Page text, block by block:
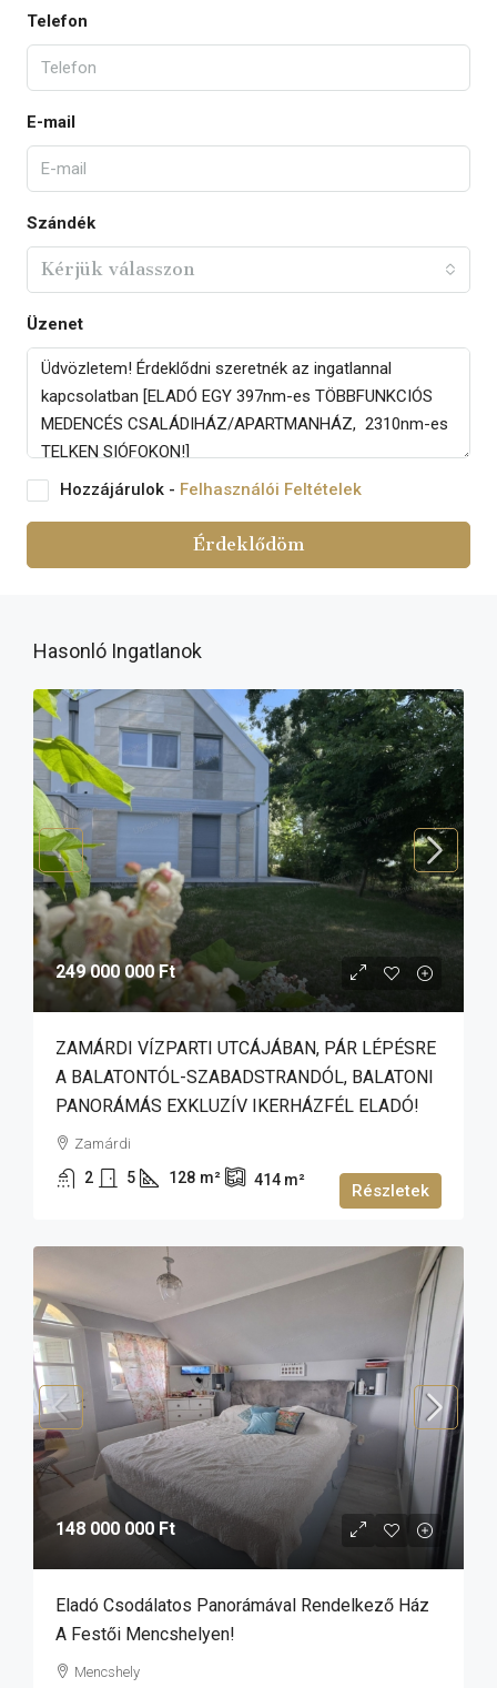
Telefon
E-mail
Szándék
Kérjük válasszon
Üzenet
Hozzájárulok - Felhasználói Feltételek
Érdeklődöm
Hasonló Ingatlanok
249 000 000 Ft
ZAMÁRDI VÍZPARTI UTCÁJÁBAN, PÁR LÉPÉSRE
A BALATONTÓL-SZABADSTRANDÓL, BALATONI
PANORÁMÁS EXKLUZÍV IKERHÁZFÉL ELADÓ!
Zamárdi
2 5 128 m² 414 m²
Részletek
148 000 000 Ft
Eladó Csodálatos Panorámával Rendelkező Ház
A Festői Mencshelyen!
Mencshely